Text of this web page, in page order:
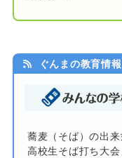
ぐんまの教育情
蕎麦（そば）の出
高校生そば打ち大会